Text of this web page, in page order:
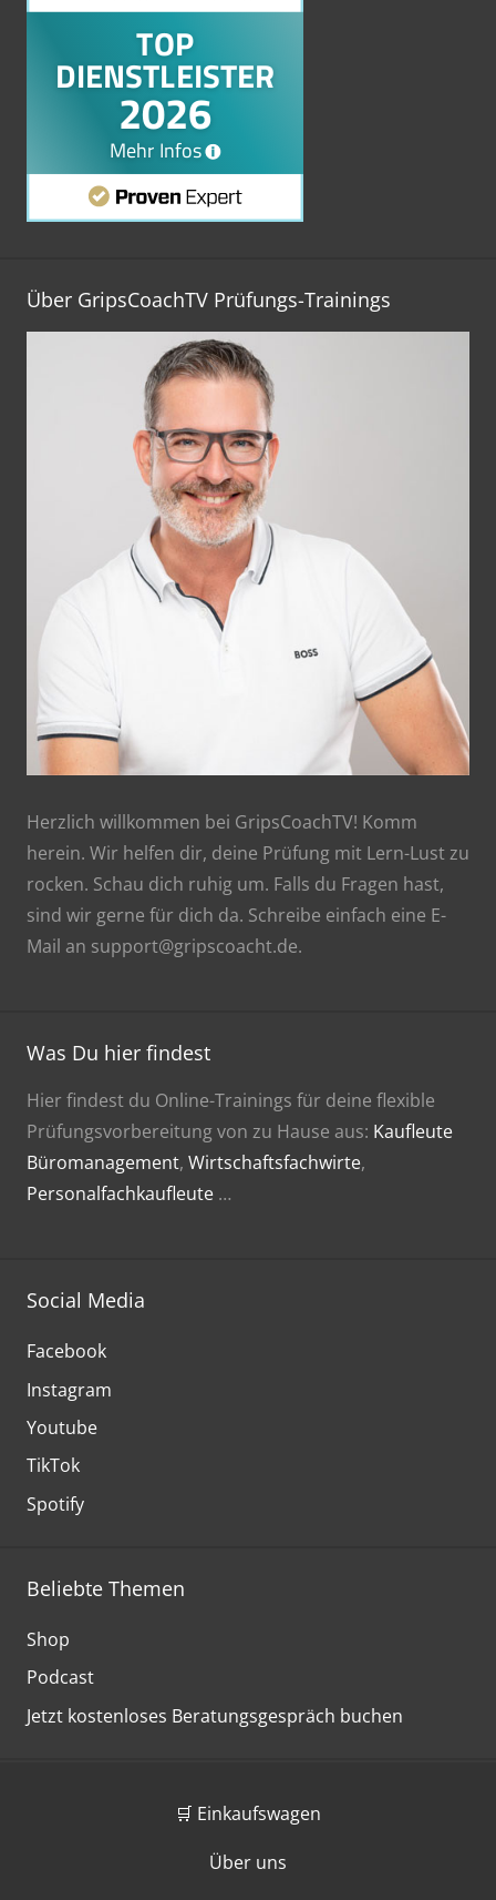
Über GripsCoachTV Prüfungs-Trainings
Herzlich willkommen bei GripsCoachTV! Komm
herein. Wir helfen dir, deine Prüfung mit Lern-Lust zu
rocken. Schau dich ruhig um. Falls du Fragen hast,
sind wir gerne für dich da. Schreibe einfach eine E-
Mail an support@gripscoacht.de.
Was Du hier findest
Hier findest du Online-Trainings für deine flexible
Prüfungsvorbereitung von zu Hause aus: Kaufleute
Büromanagement, Wirtschaftsfachwirte,
Personalfachkaufleute …
Social Media
Facebook
Instagram
Youtube
TikTok
Spotify
Beliebte Themen
Shop
Podcast
Jetzt kostenloses Beratungsgespräch buchen
🛒 Einkaufswagen
Über uns